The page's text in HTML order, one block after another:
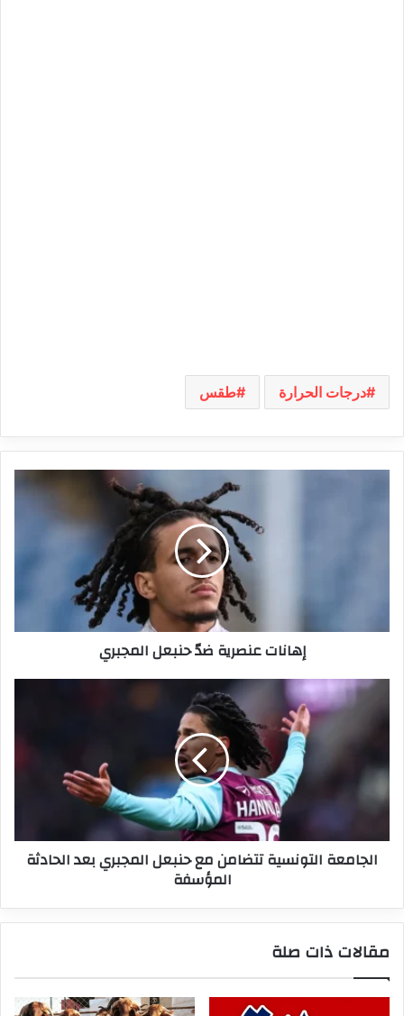
درجات الحرارة طقس
إهانات عنصرية ضدّ حنبعل المجبري
الجامعة
التونسية
المجبري
بعد
المؤسفة
الجامعة التونسية تتضامن مع حنبعل المجبري بعد الحادثة
المؤسفة
مقالات ذات صلة